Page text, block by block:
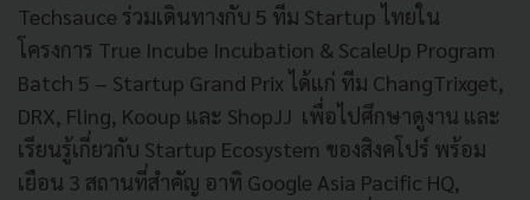
Techsauce ร่วมเดินทางกับ 5 ทีม Startup ไทยใน
โครงการ True Incube Incubation & ScaleUp Program
Batch 5 – Startup Grand Prix ได้แก่ ทีม ChangTrixget,
DRX, Fling, Kooup และ ShopJJ เพื่อไปศึกษาดูงาน และ
เรียนรู้เกี่ยวกับ Startup Ecosystem ของสิงคโปร์ พร้อม
เยือน 3 สถานที่สำคัญ อาทิ Google Asia Pacific HQ,